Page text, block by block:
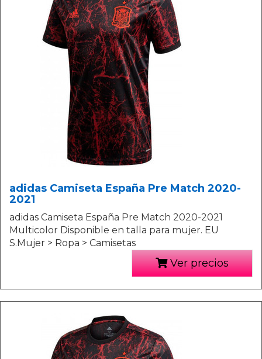
adidas Camiseta España Pre Match 2020-
2021
adidas Camiseta España Pre Match 2020-2021
Multicolor Disponible en talla para mujer. EU
S.Mujer > Ropa > Camisetas
Ver precios